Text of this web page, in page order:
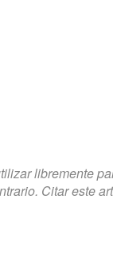
libremente
Citar este